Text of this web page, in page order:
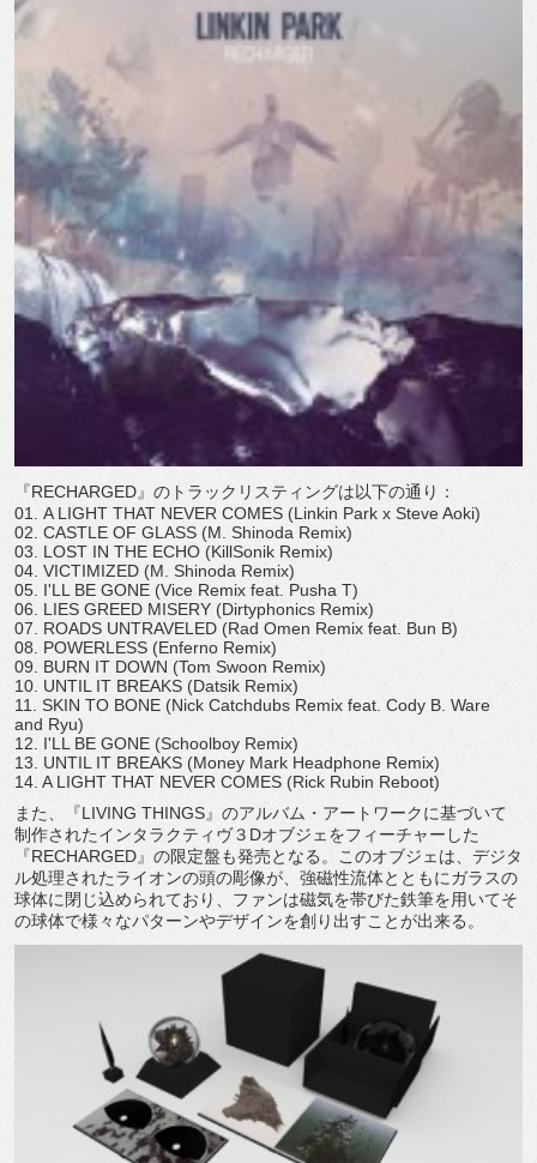
『RECHARGED』のトラックリスティングは以下の通り：
01. A LIGHT THAT NEVER COMES (Linkin Park x Steve Aoki)
02. CASTLE OF GLASS (M. Shinoda Remix)
03. LOST IN THE ECHO (KillSonik Remix)
04. VICTIMIZED (M. Shinoda Remix)
05. I'LL BE GONE (Vice Remix feat. Pusha T)
06. LIES GREED MISERY (Dirtyphonics Remix)
07. ROADS UNTRAVELED (Rad Omen Remix feat. Bun B)
08. POWERLESS (Enferno Remix)
09. BURN IT DOWN (Tom Swoon Remix)
10. UNTIL IT BREAKS (Datsik Remix)
11. SKIN TO BONE (Nick Catchdubs Remix feat. Cody B. Ware
and Ryu)
12. I'LL BE GONE (Schoolboy Remix)
13. UNTIL IT BREAKS (Money Mark Headphone Remix)
14. A LIGHT THAT NEVER COMES (Rick Rubin Reboot)
また、『LIVING THINGS』のアルバム・アートワークに基づいて
制作されたインタラクティヴ３Dオブジェをフィーチャーした
『RECHARGED』の限定盤も発売となる。このオブジェは、デジタ
ル処理されたライオンの頭の彫像が、強磁性流体とともにガラスの
球体に閉じ込められており、ファンは磁気を帯びた鉄筆を用いてそ
の球体で様々なパターンやデザインを創り出すことが出来る。